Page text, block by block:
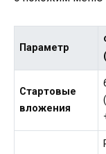
Параметр
Стартовые
вложения